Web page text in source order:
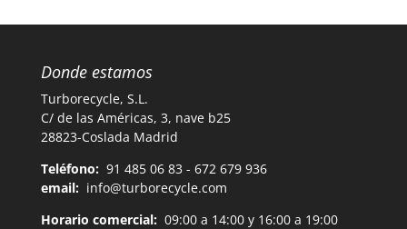
Donde estamos
Turborecycle, S.L.
C/ de las Américas, 3, nave b25
28823-Coslada Madrid
Teléfono: 91 485 06 83 - 672 679 936
email: info@turborecycle.com
Horario comercial:09:00 a 14:00 y 16:00 a 19:00